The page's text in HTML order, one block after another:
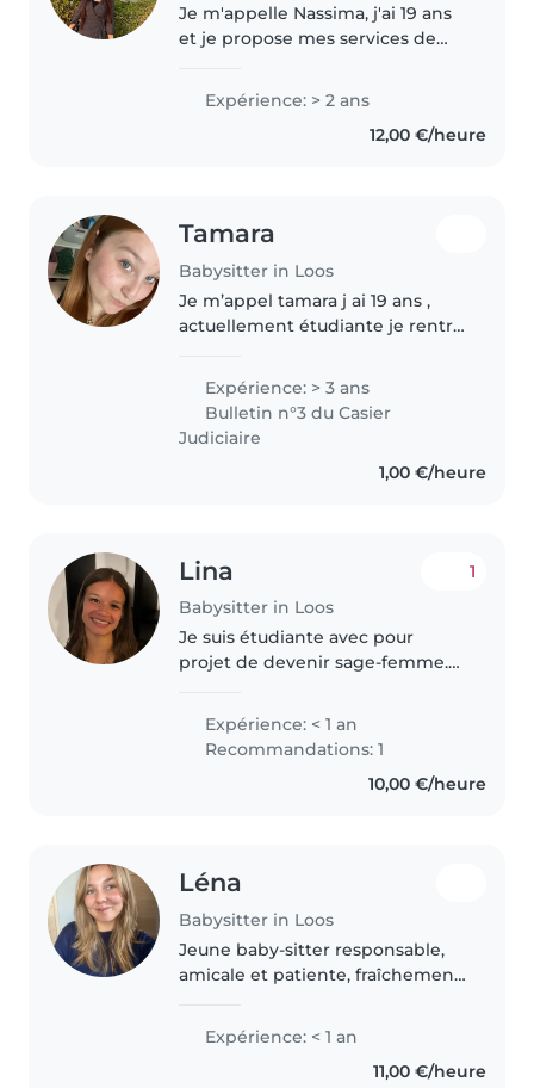
Je m'appelle Nassima, j'ai 19 ans
et je propose mes services de
sérieuse, patiente et j'aime
m'occuper des enfants. J'ai déjà
gardé des enfants de..
Expérience: > 2 ans
12,00 €/heure
Tamara
Babysitter in Loos
Je m’appel tamara j ai 19 ans ,
actuellement étudiante je rentre
cherche donc un job étudiant .
Diplôme de mon bafa j ai
beaucoup..
Expérience: > 3 ans
Bulletin n°3 du Casier
Judiciaire
1,00 €/heure
Lina
Babysitter in Loos
1
Je suis étudiante avec pour
projet de devenir sage-femme.
section de maternelle il y a
quelques années où j'ai pu
Expérience: < 1 an
Recommandations: 1
10,00 €/heure
Léna
Babysitter in Loos
Jeune baby-sitter responsable,
amicale et patiente, fraîchement
parle couramment l'anglais,
l'espagnol et le français. J'adore
dessiner, lire des histoires,..
Expérience: < 1 an
11,00 €/heure